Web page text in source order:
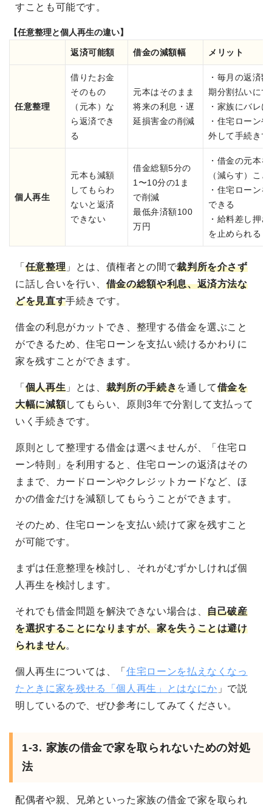
すことも可能です。
【任意整理と個人再生の違い】
返済可能額 借金の減額幅 メリット
任意整理
借りたお金
そのもの
（元本）な
ら返済でき
る
元本はそのまま
将来の利息・遅
延損害金の削減
・毎月の返済
期分割払いに
・家族にバレ
・住宅ローン
外して手続きで
個人再生
元本も減額
してもらわ
ないと返済
できない
借金総額5分の
1〜10分の1ま
で削減
最低弁済額100
万円
・借金の元本
（減らす）こ
・住宅ローン
できる
・給料差し押
を止められる
「 任意整理 」とは、債権者との間で裁判所を介さず
に話し合いを行い、 借金の総額や利息、返済方法な
どを見直す手続きです。
借金の利息がカットでき、整理する借金を選ぶこと
ができるため、住宅ローンを支払い続けるかわりに
家を残すことができます。
「 個人再生 」とは、 裁判所の手続きを通して借金を
大幅に減額してもらい、原則3年で分割して支払って
いく手続きです。
原則として整理する借金は選べませんが、「住宅ロ
ーン特則」を利用すると、住宅ローンの返済はその
ままで、カードローンやクレジットカードなど、ほ
かの借金だけを減額してもらうことができます。
そのため、住宅ローンを支払い続けて家を残すこと
が可能です。
まずは任意整理を検討し、それがむずかしければ個
人再生を検討します。
それでも借金問題を解決できない場合は、自己破産
を選択することになりますが、家を失うことは避け
られません。
個人再生については、「住宅ローンを払えなくなっ
たときに家を残せる「個人再生」とはなにか 」で説
明しているので、ぜひ参考にしてみてください。
1-3. 家族の借金で家を取られないための対処
法
配偶者や親、兄弟といった家族の借金で家を取られ